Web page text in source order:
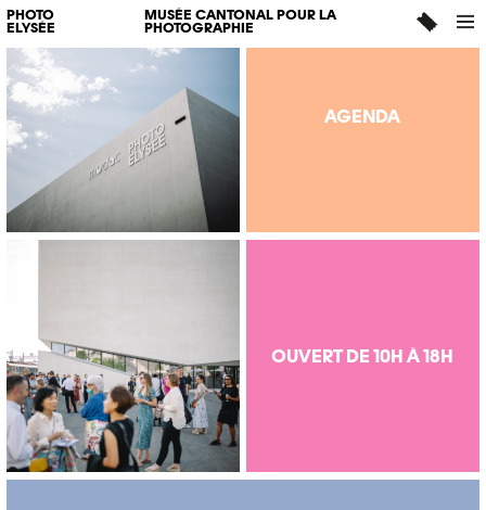
PHOTO
ELYSÉE
MUSÉE CANTONAL POUR LA
PHOTOGRAPHIE
AGENDA
OUVERT DE 10H À 18H